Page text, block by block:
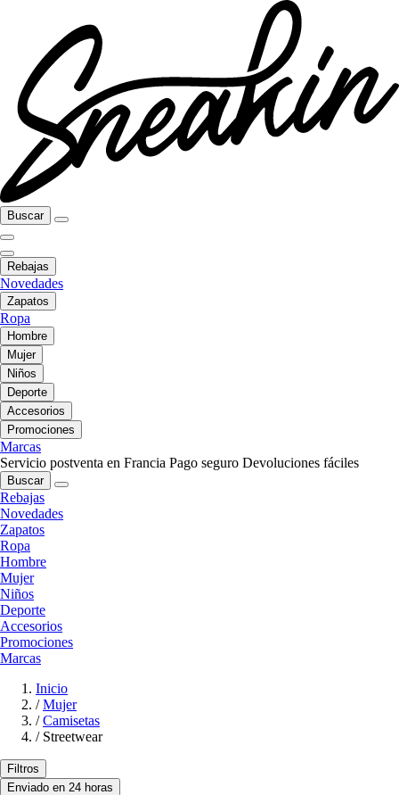
Buscar
Rebajas
Novedades
Zapatos
Ropa
Hombre
Mujer
Niños
Deporte
Accesorios
Promociones
Marcas
Servicio postventa en Francia Pago seguro Devoluciones fáciles
Buscar
Rebajas
Novedades
Zapatos
Ropa
Hombre
Mujer
Niños
Deporte
Accesorios
Promociones
Marcas
Inicio
/ Mujer
/ Camisetas
/ Streetwear
Filtros
Enviado en 24 horas